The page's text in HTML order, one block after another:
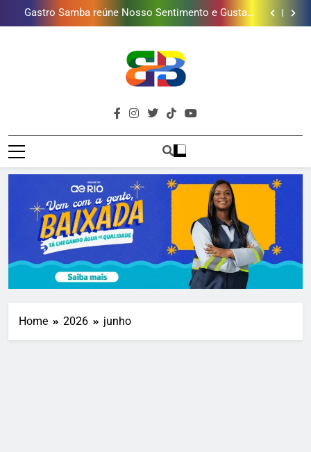
mais combina com ele
Lins em Nova Iguaçu neste fim de semana
Shopping Grande Rio sorteia MacBook e oferece
vinho em campanha de Dia dos Pais
Obra garante a preservação de 190 milhões de litros
presentear o seu pai. Descubra como escolher o que
mais combina com ele
Gastro Samba reúne Nosso Sentimento e Gustavo
Lins em Nova Iguaçu neste fim de semana
Shopping Grande Rio sorteia MacBook e oferece
vinho em campanha de Dia dos Pais
Obra garante a preservação de 190 milhões de litros
de água por ano na Baixada Fluminense
Brava
Baixada
Baixada Fluminense Em Destaque!
Home 2026 junho